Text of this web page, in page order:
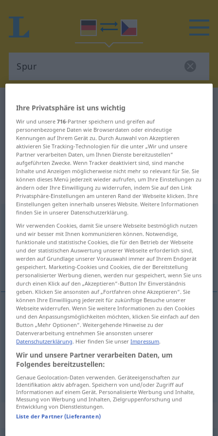
Deutsch-Tschechisch Wörterbuch
Deutsch-Tschechisch Übersetzung
für "Spur"
"Spur" Tschechisch Übersetzung
„Spur“: feminin
Spurf < Spur ;-en >
Übersicht aller Übersetzungen
(Für mehr Details die Übersetzung anklicken/antippen)
stopa, pruh, rozchod
stopa F Spur
pruh M Spura.Fährte, Tonband, Fahrspur
rozchod M Spur TECH BAHN
Beispielsätze für "Spur"
Ihre Privatsphäre ist uns wichtig
Wir und unsere716-Partner speichern und greifen auf
personenbezogene Daten wie Browserdaten oder eindeutige
Kennungen auf Ihrem Gerät zu. Durch Auswahl von Akzeptieren
aktivieren Sie Tracking-Technologien für die unter „Wir und unsere
Partner verarbeiten Daten, um Ihnen Dienste bereitzustellen“
aufgeführten Zwecke. Wenn Tracker deaktiviert sind, sind manche
Inhalte und Anzeigen möglicherweise nicht mehr so relevant für Sie. Sie
können dieses Menü jederzeit wieder aufrufen, um Ihre Einstellungen zu
ändern oder Ihre Einwilligung zu widerrufen, indem Sie auf den Link
Privatsphäre-Einstellungen am unteren Rand der Webseite klicken. Ihre
Einstellungen gelten innerhalb unseres Website. Weitere Informationen
finden Sie in unserer Datenschutzerklärung.
Wir verwenden Cookies, damit Sie unsere Webseite bestmöglich nutzen
und wir besser mit Ihnen kommunizieren können. Notwendige,
funktionale und statistische Cookies, die für den Betrieb der Webseite
und der statistischen Auswertung unserer Webseite erforderlich sind,
werden auf Grundlage unserer Vorauswahl immer auf Ihrem Endgerät
gespeichert. Marketing-Cookies und Cookies, die der Bereitstellung
personalisierter Werbung dienen, werden nur gespeichert, wenn Sie uns
durch einen Klick auf den „Akzeptieren“-Button Ihr Einverständnis
geben. Klicken Sie ansonsten auf „Fortfahren ohne Akzeptieren“. Sie
können Ihre Einwilligung jederzeit für zukünftige Besuche unserer
Webseite widerrufen. Wenn Sie weitere Informationen zu den Cookies
und den Anpassungsmöglichkeiten möchten, klicken Sie einfach auf den
Button „Mehr Optionen“. Weitergehende Hinweise zu der
Datenverarbeitung entnehmen Sie ansonsten unserer
Datenschutzerklärung. Hier finden Sie unserImpressum.
Wir und unsere Partner verarbeiten Daten, um
Folgendes bereitzustellen:
Genaue Geolocation-Daten verwenden. Geräteeigenschaften zur
Identifikation aktiv abfragen. Speichern von und/oder Zugriff auf
Informationen auf einem Gerät. Personalisierte Werbung und Inhalte,
Messung von Werbung und Inhalten, Zielgruppenforschung und
Entwicklung von Dienstleistungen.
Liste der Partner (Lieferanten)